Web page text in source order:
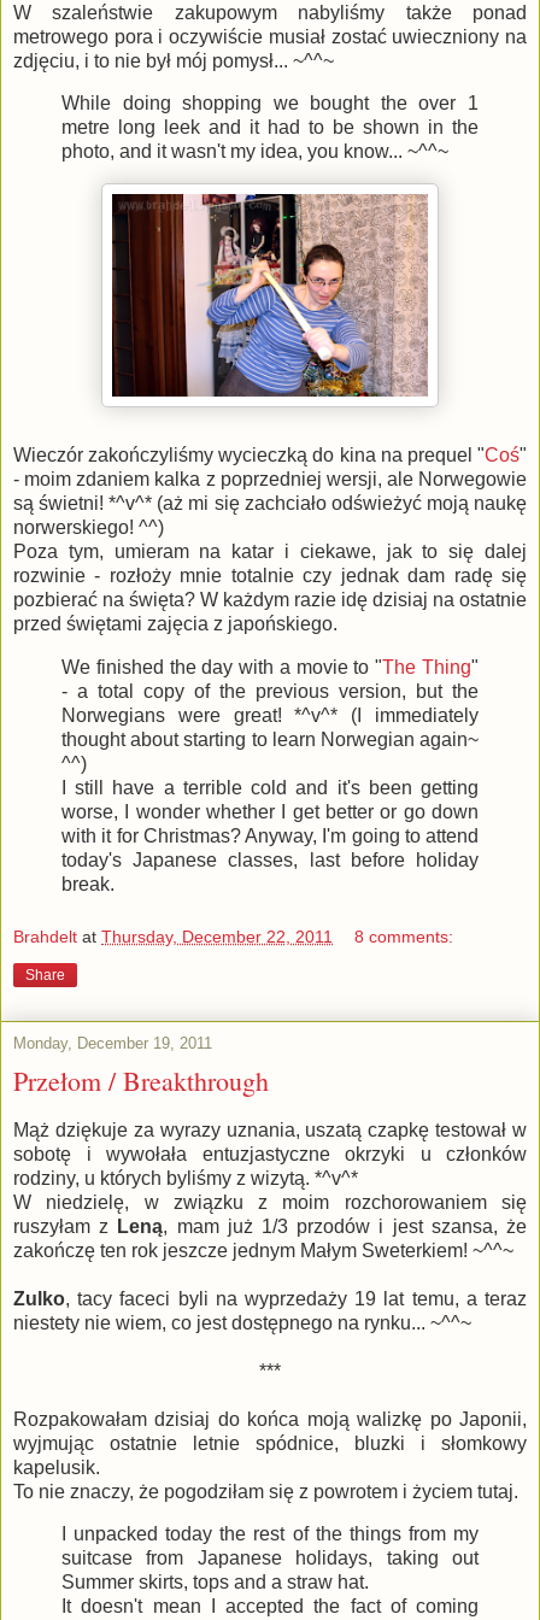
W szaleństwie zakupowym nabyliśmy także ponad
metrowego pora i oczywiście musiał zostać uwieczniony na
zdjęciu, i to nie był mój pomysł... ~^^~
While doing shopping we bought the over 1
metre long leek and it had to be shown in the
photo, and it wasn't my idea, you know... ~^^~
Wieczór zakończyliśmy wycieczką do kina na prequel "Coś"
- moim zdaniem kalka z poprzedniej wersji, ale Norwegowie
są świetni! *^v^* (aż mi się zachciało odświeżyć moją naukę
norwerskiego! ^^)
Poza tym, umieram na katar i ciekawe, jak to się dalej
rozwinie - rozłoży mnie totalnie czy jednak dam radę się
pozbierać na święta? W każdym razie idę dzisiaj na ostatnie
przed świętami zajęcia z japońskiego.
We finished the day with a movie to "The Thing"
- a total copy of the previous version, but the
Norwegians were great! *^v^* (I immediately
thought about starting to learn Norwegian again~
^^)
I still have a terrible cold and it's been getting
worse, I wonder whether I get better or go down
with it for Christmas? Anyway, I'm going to attend
today's Japanese classes, last before holiday
break.
Brahdelt at Thursday, December 22, 2011 8 comments:
Share
Monday, December 19, 2011
Przełom / Breakthrough
Mąż dziękuje za wyrazy uznania, uszatą czapkę testował w
sobotę i wywołała entuzjastyczne okrzyki u członków
rodziny, u których byliśmy z wizytą. *^v^*
W niedzielę, w związku z moim rozchorowaniem się
ruszyłam z
Leną, mam już 1/3 przodów i jest szansa, że
zakończę ten rok jeszcze jednym Małym Sweterkiem! ~^^~
Zulko, tacy faceci byli na wyprzedaży 19 lat temu, a teraz
niestety nie wiem, co jest dostępnego na rynku... ~^^~
***
Rozpakowałam dzisiaj do końca moją walizkę po Japonii,
wyjmując ostatnie letnie spódnice, bluzki i słomkowy
kapelusik.
To nie znaczy, że pogodziłam się z powrotem i życiem tutaj.
I unpacked today the rest of the things from my
suitcase from Japanese holidays, taking out
Summer skirts, tops and a straw hat.
It doesn't mean I accepted the fact of coming